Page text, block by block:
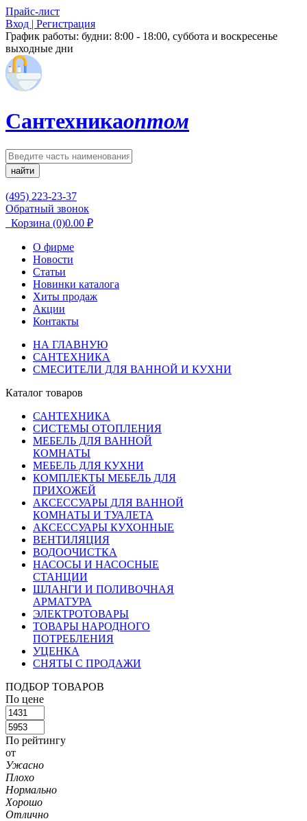
Прайс-лист
Вход | Регистрация
График работы: будни: 8:00 - 18:00, суббота и воскресенье
выходные дни
Сантехникаоптом
найти
(495) 223-23-37
Обратный звонок
Корзина (0)0.00 ₽
О фирме
Новости
Статьи
Новинки каталога
Хиты продаж
Акции
Контакты
НА ГЛАВНУЮ
САНТЕХНИКА
СМЕСИТЕЛИ ДЛЯ ВАННОЙ И КУХНИ
Каталог товаров
САНТЕХНИКА
СИСТЕМЫ ОТОПЛЕНИЯ
МЕБЕЛЬ ДЛЯ ВАННОЙ
КОМНАТЫ
МЕБЕЛЬ ДЛЯ КУХНИ
КОМПЛЕКТЫ МЕБЕЛЬ ДЛЯ
ПРИХОЖЕЙ
АКСЕССУАРЫ ДЛЯ ВАННОЙ
КОМНАТЫ И ТУАЛЕТА
АКСЕССУАРЫ КУХОННЫЕ
ВЕНТИЛЯЦИЯ
ВОДООЧИСТКА
НАСОСЫ И НАСОСНЫЕ
СТАНЦИИ
ШЛАНГИ И ПОЛИВОЧНАЯ
АРМАТУРА
ЭЛЕКТРОТОВАРЫ
ТОВАРЫ НАРОДНОГО
ПОТРЕБЛЕНИЯ
УЦЕНКА
СНЯТЫ С ПРОДАЖИ
ПОДБОР ТОВАРОВ
По цене
По рейтингу
от
Ужасно
Плохо
Нормально
Хорошо
Отлично